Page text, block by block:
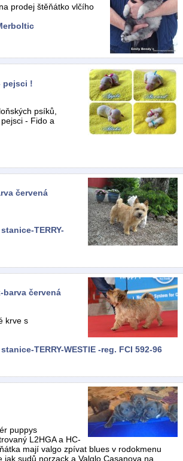
prodej štěňátko vlčího
pejsci !
psíků,
- Fido a
červená
TERRY-
barva červená
krve s
TERRY-WESTIE -reg. FCI 592-96
puppys
L2HGA a HC-
mají valgo zpívat blues v rodokmenu
sudů norzack a Valglo Casanova na